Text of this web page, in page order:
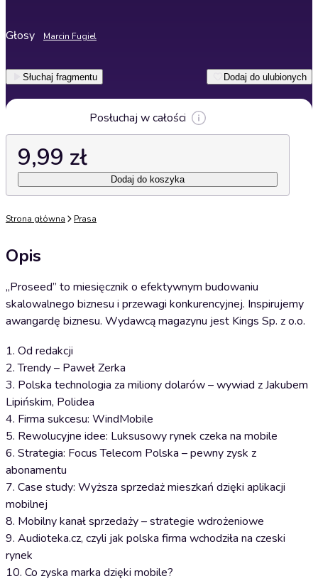
Głosy Marcin Fugiel
Słuchaj fragmentu Dodaj do ulubionych
Posłuchaj w całości
9,99 zł
Dodaj do koszyka
Strona główna Prasa
Opis
„Proseed” to miesięcznik o efektywnym budowaniu
skalowalnego biznesu i przewagi konkurencyjnej. Inspirujemy
awangardę biznesu. Wydawcą magazynu jest Kings Sp. z o.o.
1. Od redakcji
2. Trendy – Paweł Zerka
3. Polska technologia za miliony dolarów – wywiad z Jakubem
Lipińskim, Polidea
4. Firma sukcesu: WindMobile
5. Rewolucyjne idee: Luksusowy rynek czeka na mobile
6. Strategia: Focus Telecom Polska – pewny zysk z
abonamentu
7. Case study: Wyższa sprzedaż mieszkań dzięki aplikacji
mobilnej
8. Mobilny kanał sprzedaży – strategie wdrożeniowe
9. Audioteka.cz, czyli jak polska firma wchodziła na czeski
rynek
10. Co zyska marka dzięki mobile?